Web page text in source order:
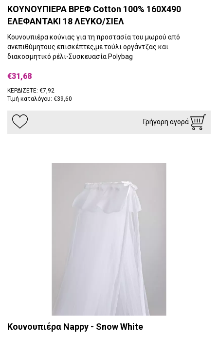
ΚΟΥΝΟΥΠΙΕΡΑ ΒΡΕΦ Cotton 100% 160X490
ΕΛΕΦΑΝΤΑΚΙ 18 ΛΕΥΚΟ/ΣΙΕΛ
Κουνουπιέρα κούνιας για τη προστασία του μωρού από
ανεπιθύμητους επισκέπτες,με τούλι οργάντζας και
διακοσμητικό ρέλι-Συσκευασία Polybag
€31,68
ΚΕΡΔΙΖΕΤΕ: €7,92
Τιμή καταλόγου: €39,60
Γρήγορη αγορά
Κουνουπιέρα Nappy - Snow White